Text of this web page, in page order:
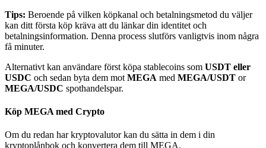
Bitrue Partners
Tips: Beroende på vilken köpkanal och betalningsmetod du väljer
kan ditt första köp kräva att du länkar din identitet och
betalningsinformation. Denna process slutförs vanligtvis inom några
få minuter.
Alternativt kan användare först köpa stablecoins som USDT eller
USDC och sedan byta dem mot MEGA med MEGA/USDT or
MEGA/USDC spothandelspar.
Köp MEGA med Crypto
Om du redan har kryptovalutor kan du sätta in dem i din
kryptoplånbok och konvertera dem till MEGA.